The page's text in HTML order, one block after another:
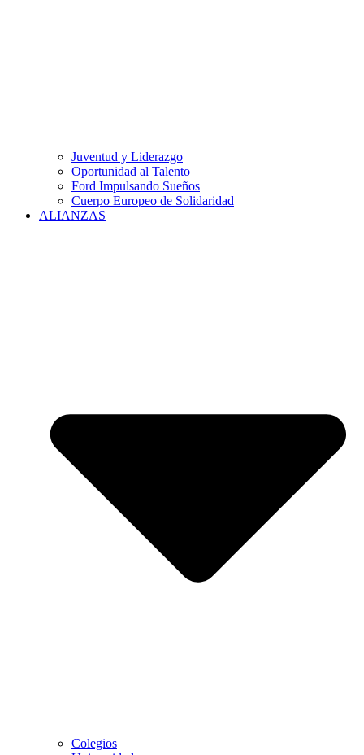
Juventud y Liderazgo
Oportunidad al Talento
Ford Impulsando Sueños
Cuerpo Europeo de Solidaridad
ALIANZAS
Colegios